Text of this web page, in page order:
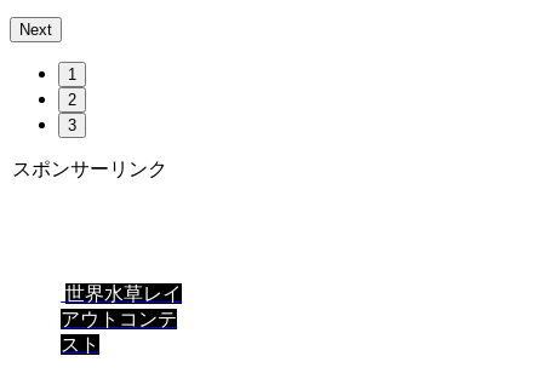
Next
1
2
3
スポンサーリンク
世界水草レイ
アウトコンテ
スト